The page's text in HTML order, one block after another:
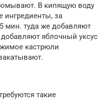
В кипящую воду
ингредиенты, за
мин. туда же добавляют
добавляют яблочный уксус
кастрюли
такие